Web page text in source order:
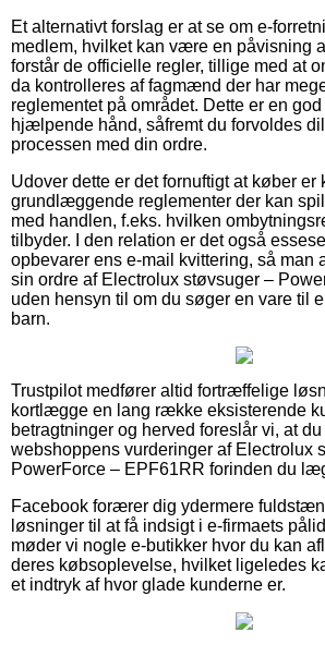
Et alternativt forslag er at se om e-
medlem, hvilket kan være en påvisning
forstår de officielle regler, tillige med at
da kontrolleres af fagmænd der har
reglementet på området. Dette er en
hjælpende hånd, såfremt du forvoldes
processen med din ordre.
Udover dette er det fornuftigt at køber er
grundlæggende reglementer der kan
med handlen, f.eks. hvilken
tilbyder. I den relation er det også
opbevarer ens e-mail kvittering, så man
sin ordre af Electrolux støvsuger –
uden hensyn til om du søger en vare til
barn.
Trustpilot medfører altid fortræffelige
kortlægge en lang række eksisterende
betragtninger og herved foreslår vi, at
webshoppens vurderinger af Electrolux
PowerForce – EPF61RR forinden du
Facebook forærer dig ydermere
løsninger til at få indsigt i e-firmaets
møder vi nogle e-butikker hvor du kan
deres købsoplevelse, hvilket ligeledes
et indtryk af hvor glade kunderne er.